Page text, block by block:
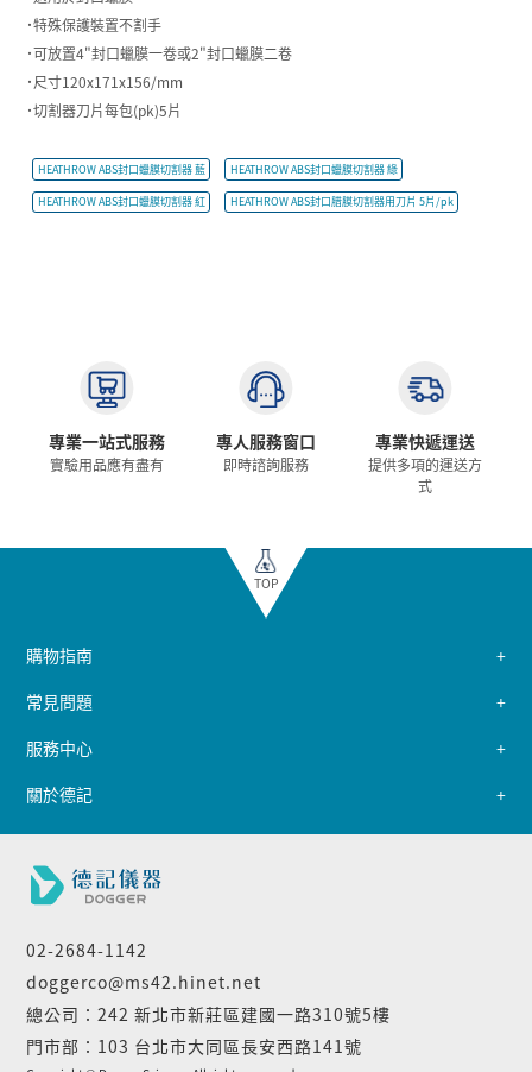
˙特殊保護裝置不割手
˙可放置4"封口蠟膜一卷或2"封口蠟膜二卷
˙尺寸120x171x156/mm
˙切割器刀片每包(pk)5片
HEATHROW ABS封口蠟膜切割器 藍 HEATHROW ABS封口蠟膜切割器 綠
HEATHROW ABS封口蠟膜切割器 紅 HEATHROW ABS封口腊膜切割器用刀片 5片/pk
專業一站式服務
實驗用品應有盡有
專人服務窗口
即時諮詢服務
專業快遞運送
提供多項的運送方
式
TOP
02-2684-1142
doggerco@ms42.hinet.net
總公司：242 新北市新莊區建國一路310號5樓
門市部：103 台北市大同區長安西路141號
購物指南
常見問題
服務中心
關於德記